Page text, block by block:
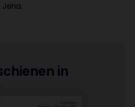
Jena.
in